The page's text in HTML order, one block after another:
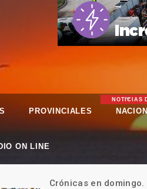
PROVINCIALES
NOTICIAS
ON LINE
Crónicas en domingo.